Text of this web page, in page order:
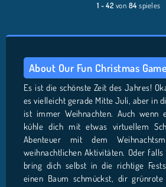
1 - 42 von 84 spieles
About Our Fun Christmas
Es ist die schönste Zeit des Jahres!
es vielleicht gerade Mitte Juli, aber in
ist immer Weihnachten. Auch wenn
kühle dich mit etwas virtuellem
Abenteuer mit dem
weihnachtlichen Aktivitäten. Oder
bring dich selbst in die richtige
einen Baum schmückst, dir grünrote